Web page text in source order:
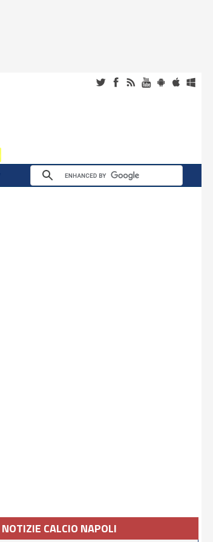
NOTIZIE CALCIO NAPOLI